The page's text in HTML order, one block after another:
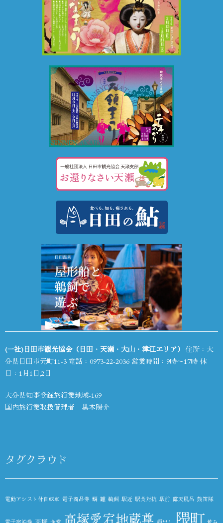
(一社)日田市観光協会（日田・天瀬・大山・津江エリア） 住所：大
分県日田市元町11-3 電話： 0973-22-2036 営業時間：9時～17時 休
日：1月1日,2日
大分県知事登録旅行業地域-169
国内旅行業取扱管理者 黒木陽介
タグクラウド
電動アシスト付自転車 電子商品券 鯛 雛 鵜飼 駅近 駅長対抗 駅前 露天風呂 鼓笛隊
高塚愛宕地蔵尊 隈町